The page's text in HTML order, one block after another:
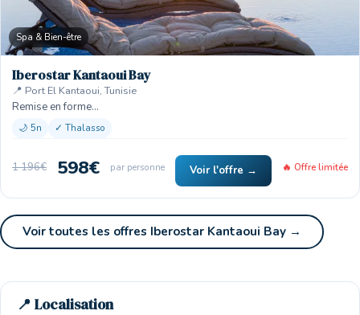
Spa & Bien-être
Iberostar Kantaoui Bay
📍 Port El Kantaoui, Tunisie
Remise en forme…
🌙 5n ✓ Thalasso
1 196€ 598€ par personne Voir l'offre → 🔥 Offre limitée
Voir toutes les offres Iberostar Kantaoui Bay →
📍 Localisation